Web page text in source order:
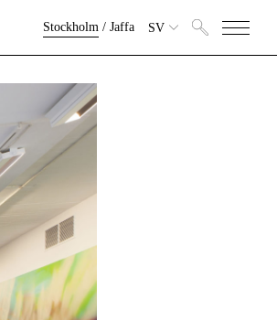
Stockholm/ Jaffa SV